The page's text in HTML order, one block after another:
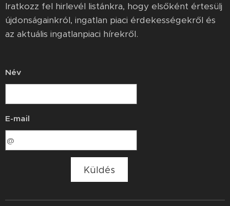
Iratkozz fel hirlevél listánkra, hogy elsőként értesülj
újdonságainkról, ingatlan piaci érdekességekről és
az aktuális ingatlanpiaci hírekről.
Név
E-mail
Küldés